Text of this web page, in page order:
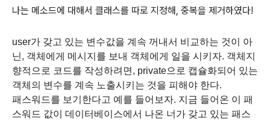
나는 메소드에 대해서 클래스를 따로 지정해, 중복을 제거하였다!
user가 갖고 있는 변수값을 계속 꺼내서 비교하는 것이 아
닌, 객체에게 메시지를 보내 객체에게 일을 시키자. 객체지
향적으로 코드를 작성하려면, private으로 캡슐화되어 있는
객체의 변수를 계속 노출시키는 것을 피해야 한다.
패스워드를 보기한다고 예를 들어보자. 지금 들어온 이 패
스워드 값이 데이터베이스에서 나온 너가 갖고 있는 패스